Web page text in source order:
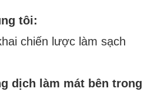
tôi:
chiến lược làm sạch
dịch làm mát bên trong